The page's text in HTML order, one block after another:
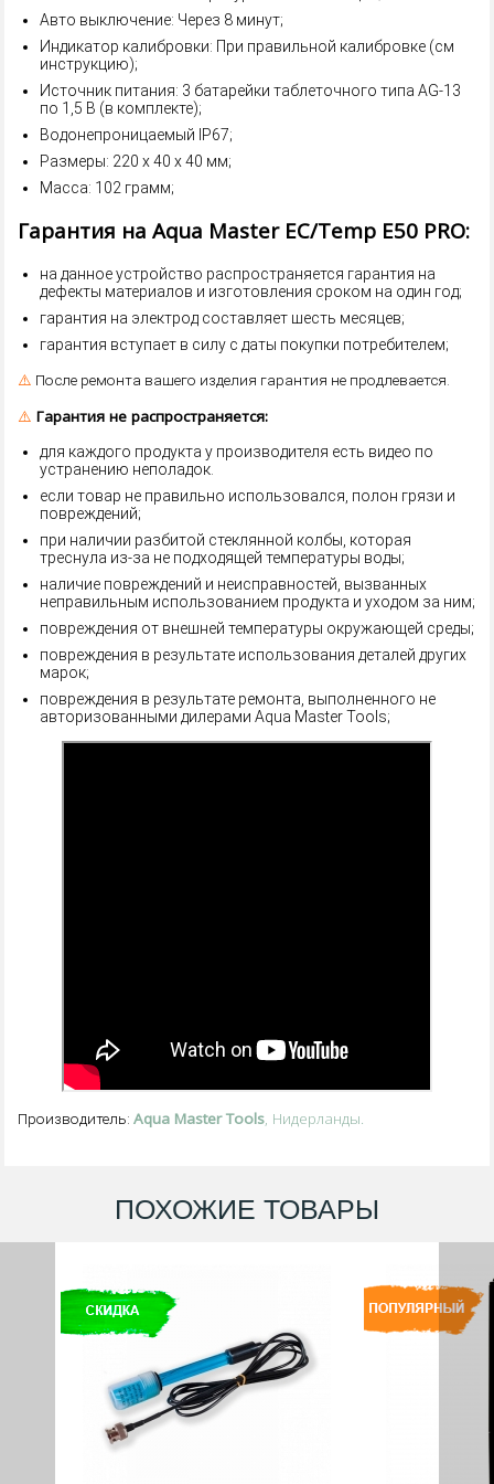
Авто выключение: Через 8 минут;
Индикатор калибровки: При правильной калибровке (см
инструкцию);
Источник питания: 3 батарейки таблеточного типа AG-13
по 1,5 В (в комплекте);
Водонепроницаемый IP67;
Размеры: 220 х 40 х 40 мм;
Масса: 102 грамм;
Гарантия на Aqua Master EC/Temp E50 PRO:
на данное устройство распространяется гарантия на
дефекты материалов и изготовления сроком на один год;
гарантия на электрод составляет шесть месяцев;
гарантия вступает в силу с даты покупки потребителем;
⚠️ После ремонта вашего изделия гарантия не продлевается.
⚠️ Гарантия не распространяется:
для каждого продукта у производителя есть видео по
устранению неполадок.
если товар не правильно использовался, полон грязи и
повреждений;
при наличии разбитой стеклянной колбы, которая
треснула из-за не подходящей температуры воды;
наличие повреждений и неисправностей, вызванных
неправильным использованием продукта и уходом за ним;
повреждения от внешней температуры окружающей среды;
повреждения в результате использования деталей других
марок;
повреждения в результате ремонта, выполненного не
авторизованными дилерами Aqua Master Tools;
Производитель:Aqua Master Tools, Нидерланды.
ПОХОЖИЕ ТОВАРЫ